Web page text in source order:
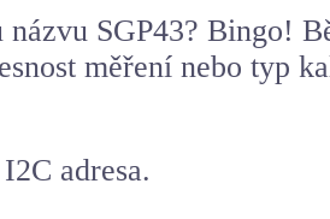
názvu SGP43? Bingo!
měření nebo typ
adresa.